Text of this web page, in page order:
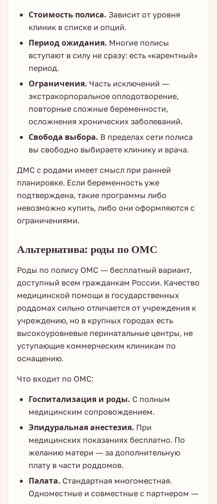
Стоимость полиса. Зависит от уровня
клиник в списке и опций.
Период ожидания. Многие полисы
вступают в силу не сразу: есть «карентный»
период.
Ограничения. Часть исключений —
экстракорпоральное оплодотворение,
повторные сложные беременности,
осложнения хронических заболеваний.
Свобода выбора. В пределах сети полиса
вы свободно выбираете клинику и врача.
ДМС с родами имеет смысл при ранней
планировке. Если беременность уже
подтверждена, такие программы либо
невозможно купить, либо они оформляются с
ограничениями.
Альтернатива: роды по ОМС
Роды по полису ОМС — бесплатный вариант,
доступный всем гражданкам России. Качество
медицинской помощи в государственных
роддомах сильно отличается от учреждения к
учреждению, но в крупных городах есть
высокоуровневые перинатальные центры, не
уступающие коммерческим клиникам по
оснащению.
Что входит по ОМС:
Госпитализация и роды. С полным
медицинским сопровождением.
Эпидуральная анестезия. При
медицинских показаниях бесплатно. По
желанию матери — за дополнительную
плату в части роддомов.
Палата. Стандартная многоместная.
Одноместные и совместные с партнером —